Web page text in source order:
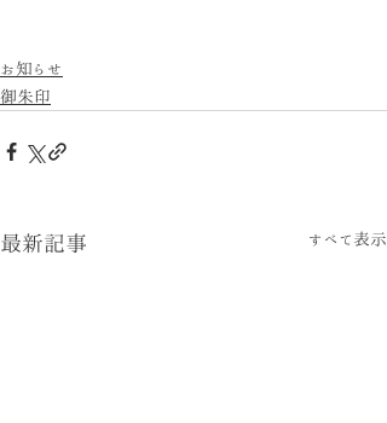
お知らせ
御朱印
最新記事 すべて表示